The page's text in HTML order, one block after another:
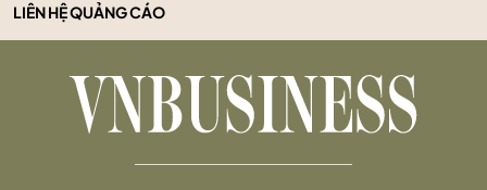
LIÊN HỆ QUẢNG CÁO